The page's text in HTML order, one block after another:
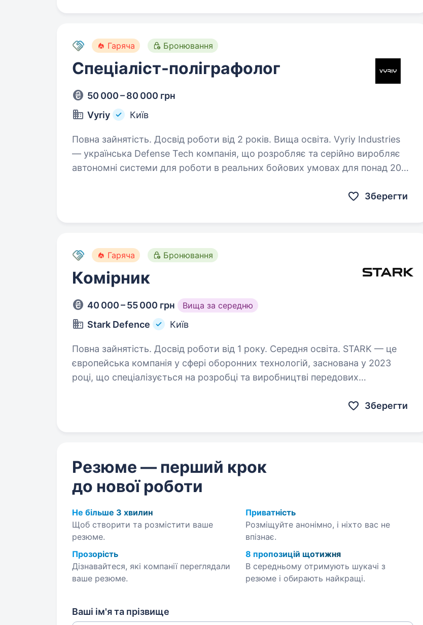
Гаряча Бронювання
Спеціаліст-поліграфолог
50 000 – 80 000 грн
Vyriy
Київ
Повна зайнятість. Досвід роботи від 2 років. Вища освіта. Vyriy Industries
— українська Defense Tech компанія, що розробляє та серійно виробляє
автономні системи для роботи в реальних бойових умовах для понад 200
Зберегти
Гаряча Бронювання
Комірник
40 000 – 55 000 грн Вища за середню
Stark Defence Київ
Повна зайнятість. Досвід роботи від 1 року. Середня освіта. STARK — це
європейська компанія у сфері оборонних технологій, заснована у 2023
році, що спеціалізується на розробці та виробництві передових
Зберегти
Резюме — перший крок
до нової роботи
Не більше 3 хвилин
Щоб створити та розмістити ваше
резюме.
Приватність
Розміщуйте анонімно, і ніхто вас не
впізнає.
Прозорість
Дізнавайтеся, які компанії переглядали
ваше резюме.
8 пропозицій щотижня
В середньому отримують шукачі з
резюме і обирають найкращі.
Ваші ім'я та прізвище